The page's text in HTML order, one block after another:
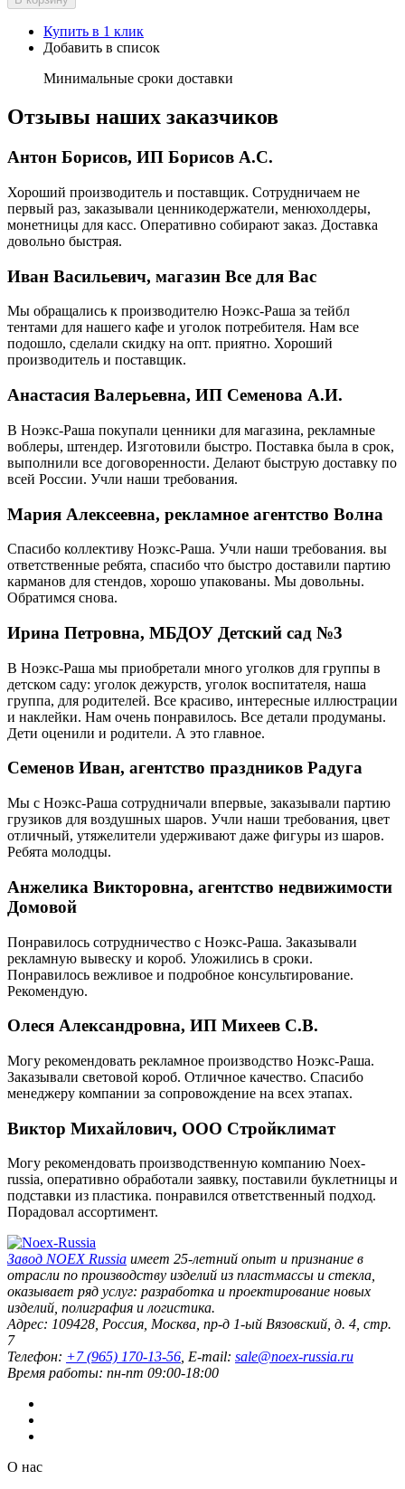
Купить в 1 клик
Добавить в список
Минимальные сроки доставки
Отзывы наших заказчиков
Антон Борисов, ИП Борисов А.С.
Хороший производитель и поставщик. Сотрудничаем не
первый раз, заказывали ценникодержатели, менюхолдеры,
монетницы для касс. Оперативно собирают заказ. Доставка
довольно быстрая.
Иван Васильевич, магазин Все для Вас
Мы обращались к производителю Ноэкс-Раша за тейбл
тентами для нашего кафе и уголок потребителя. Нам все
подошло, сделали скидку на опт. приятно. Хороший
производитель и поставщик.
Анастасия Валерьевна, ИП Семенова А.И.
В Ноэкс-Раша покупали ценники для магазина, рекламные
воблеры, штендер. Изготовили быстро. Поставка была в срок,
выполнили все договоренности. Делают быструю доставку по
всей России. Учли наши требования.
Мария Алексеевна, рекламное агентство Волна
Спасибо коллективу Ноэкс-Раша. Учли наши требования. вы
ответственные ребята, спасибо что быстро доставили партию
карманов для стендов, хорошо упакованы. Мы довольны.
Обратимся снова.
Ирина Петровна, МБДОУ Детский сад №3
В Ноэкс-Раша мы приобретали много уголков для группы в
детском саду: уголок дежурств, уголок воспитателя, наша
группа, для родителей. Все красиво, интересные иллюстрации
и наклейки. Нам очень понравилось. Все детали продуманы.
Дети оценили и родители. А это главное.
Семенов Иван, агентство праздников Радуга
Мы с Ноэкс-Раша сотрудничали впервые, заказывали партию
грузиков для воздушных шаров. Учли наши требования, цвет
отличный, утяжелители удерживают даже фигуры из шаров.
Ребята молодцы.
Анжелика Викторовна, агентство недвижимости
Домовой
Понравилось сотрудничество с Ноэкс-Раша. Заказывали
рекламную вывеску и короб. Уложились в сроки.
Понравилось вежливое и подробное консультирование.
Рекомендую.
Олеся Александровна, ИП Михеев С.В.
Могу рекомендовать рекламное производство Ноэкс-Раша.
Заказывали световой короб. Отличное качество. Спасибо
менеджеру компании за сопровождение на всех этапах.
Виктор Михайлович, ООО Стройклимат
Могу рекомендовать производственную компанию Noex-
russia, оперативно обработали заявку, поставили буклетницы и
подставки из пластика. понравился ответственный подход.
Порадовал ассортимент.
Завод NOEX Russia имеет 25-летний опыт и признание в
отрасли по производству изделий из пластмассы и стекла,
оказывает ряд услуг: разработка и проектирование новых
изделий, полиграфия и логистика.
Адрес: 109428, Россия, Москва, пр-д 1-ый Вязовский, д. 4, стр.
7
Телефон: +7 (965) 170-13-56, E-mail: sale@noex-russia.ru
Время работы: пн-пт 09:00-18:00
О нас